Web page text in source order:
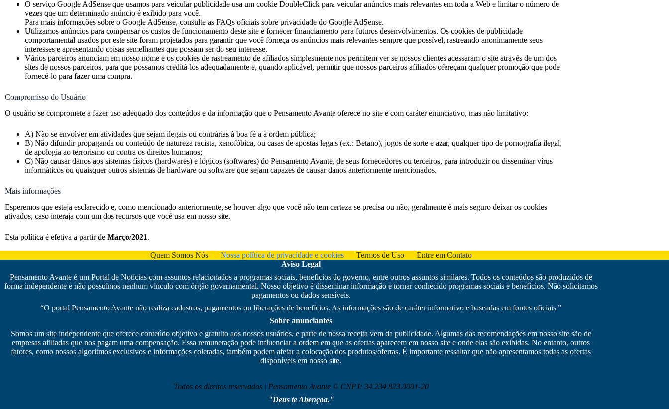
O serviço Google AdSense que usamos para veicular publicidade usa um cookie DoubleClick para veicular anúncios mais relevantes em toda a Web e limitar o número de
vezes que um determinado anúncio é exibido para você.
Para mais informações sobre o Google AdSense, consulte as FAQs oficiais sobre privacidade do Google AdSense.
Utilizamos anúncios para compensar os custos de funcionamento deste site e fornecer financiamento para futuros desenvolvimentos. Os cookies de publicidade
comportamental usados por este site foram projetados para garantir que você forneça os anúncios mais relevantes sempre que possível, rastreando anonimamente seus
interesses e apresentando coisas semelhantes que possam ser do seu interesse.
Vários parceiros anunciam em nosso nome e os cookies de rastreamento de afiliados simplesmente nos permitem ver se nossos clientes acessaram o site através de um dos
sites de nossos parceiros, para que possamos creditá-los adequadamente e, quando aplicável, permitir que nossos parceiros afiliados ofereçam qualquer promoção que pode
fornecê-lo para fazer uma compra.
Compromisso do Usuário
O usuário se compromete a fazer uso adequado dos conteúdos e da informação que o Pensamento Avante oferece no site e com caráter enunciativo, mas não limitativo:
A) Não se envolver em atividades que sejam ilegais ou contrárias à boa fé a à ordem pública;
B) Não difundir propaganda ou conteúdo de natureza racista, xenofóbica, ou casas de apostas legais (ex.: Betano), jogos de sorte e azar, qualquer tipo de pornografia ilegal,
de apologia ao terrorismo ou contra os direitos humanos;
C) Não causar danos aos sistemas físicos (hardwares) e lógicos (softwares) do Pensamento Avante, de seus fornecedores ou terceiros, para introduzir ou disseminar vírus
informáticos ou quaisquer outros sistemas de hardware ou software que sejam capazes de causar danos anteriormente mencionados.
Mais informações
Esperemos que esteja esclarecido e, como mencionado anteriormente, se houver algo que você não tem certeza se precisa ou não, geralmente é mais seguro deixar os cookies
ativados, caso interaja com um dos recursos que você usa em nosso site.
Esta política é efetiva a partir de Março/2021.
Quem Somos Nós Nossa política de privacidade e cookies Termos de Uso
Entre em Contato
Aviso Legal
Pensamento Avante é um Portal de Notícias com assuntos relacionados a programas sociais, benefícios do governo, entre outros assuntos similares. Todos os conteúdos são produzidos de
forma independente e não possuímos nenhum vínculo com órgão governamental. Nosso objetivo é disseminar informação e tornar conhecido programas sociais e benefícios. Não solicitamos
pagamentos ou dados sensíveis.
“O portal Pensamento Avante não realiza cadastros, pagamentos ou liberações de benefícios. As informações são de caráter informativo e baseadas em fontes oficiais.”
Sobre anunciantes
Somos um site independente que oferece conteúdo objetivo e gratuito aos nossos usuários, e parte de nossa receita vem da publicidade. Algumas das recomendações em nosso site são de
empresas afiliadas que nos pagam uma compensação. Essa remuneração pode influenciar a ordem em que as ofertas aparecem em nosso site e onde elas são exibidas. No entanto, outros
fatores, como nossos algoritmos exclusivos e informações coletadas, também podem afetar a colocação dos produtos/ofertas. É importante ressaltar que não apresentamos todas as ofertas
disponíveis em nosso site.
Todos os direitos reservados | Pensamento Avante © CNPJ: 34.234.923.0001-20
"Deus te Abençoa."